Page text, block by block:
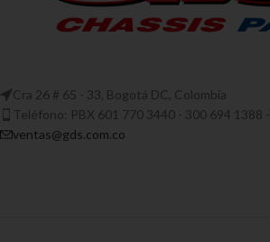
Cra 26 # 65 - 33, Bogotá DC, Colombia
Teléfono: PBX 601 770 3440 - 300 694 1388
ventas@gds.com.co